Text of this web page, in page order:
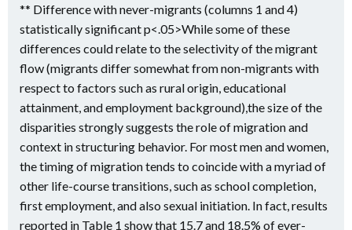
** Difference with never-migrants (columns 1 and 4)
statistically significant p<.05>While some of these
differences could relate to the selectivity of the migrant
flow (migrants differ somewhat from non-migrants with
respect to factors such as rural origin, educational
attainment, and employment background),the size of the
disparities strongly suggests the role of migration and
context in structuring behavior. For most men and women,
the timing of migration tends to coincide with a myriad of
other life-course transitions, such as school completion,
first employment, and also sexual initiation. In fact, results
reported in Table 1 show that 15.7 and 18.5% of ever-